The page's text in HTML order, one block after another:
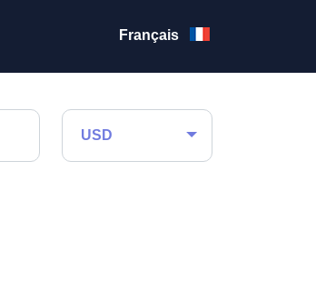
Français
USD